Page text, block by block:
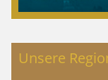
Unsere